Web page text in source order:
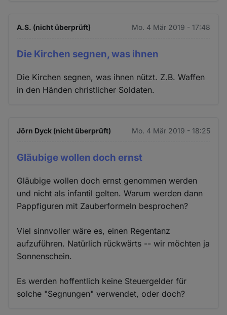
A.S. (nicht überprüft) Mo. 4 Mär 2019 - 17:48
Die Kirchen segnen, was ihnen
Die Kirchen segnen, was ihnen nützt. Z.B. Waffen
in den Händen christlicher Soldaten.
Jörn Dyck (nicht überprüft) Mo. 4 Mär 2019 - 18:25
Gläubige wollen doch ernst
Gläubige wollen doch ernst genommen werden
und nicht als infantil gelten. Warum werden dann
Pappfiguren mit Zauberformeln besprochen?
Viel sinnvoller wäre es, einen Regentanz
aufzuführen. Natürlich rückwärts -- wir möchten ja
Sonnenschein.
Es werden hoffentlich keine Steuergelder für
solche "Segnungen" verwendet, oder doch?